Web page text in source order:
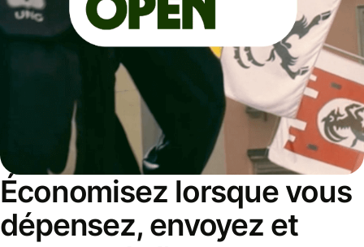
Économisez lorsque vous
dépensez, envoyez et